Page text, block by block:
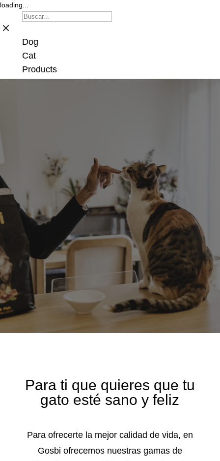
loading...
Dog
Cat
Products
Para ti que quieres que tu
gato esté sano y feliz
Para ofrecerte la mejor calidad de vida, en
Gosbi ofrecemos nuestras gamas de